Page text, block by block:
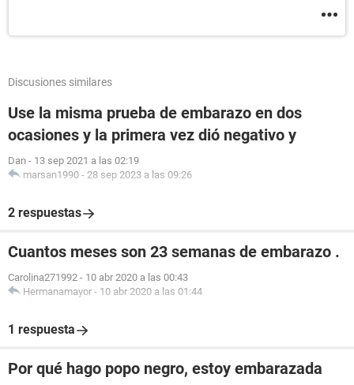
Discusiones similares
Use la misma prueba de embarazo en dos
ocasiones y la primera vez dió negativo y
Dan - 13 sep 2021 a las 02:19
marsan1990 - 28 sep 2023 a las 09:26
2 respuestas
Cuantos meses son 23 semanas de embarazo .
Carolina271992 - 10 abr 2020 a las 00:43
Hermanamayor - 10 abr 2020 a las 01:44
1 respuesta
Por qué hago popo negro, estoy embarazada